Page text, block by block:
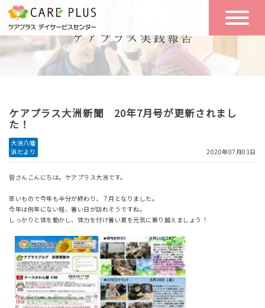
こんな方に
おすすめ
一日の流れ
一日体験
空き状況
リクルート
お問い合わせ
体験希望
ケアプラス大洲新聞 20年7月号が更新されまし
た！
大洲八幡
浜だより
2020年07月01日
皆さんこんにちは。ケアプラス大洲です。
早いもので今年も半分が終わり、７月となりました。
今年は例年にない程、暑い日が訪れそうですね。
しっかりと体を動かし、体力を付け暑い夏を元気に乗り越えましょう！